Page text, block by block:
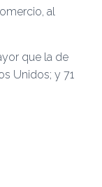
al
que la de
Unidos; y 71